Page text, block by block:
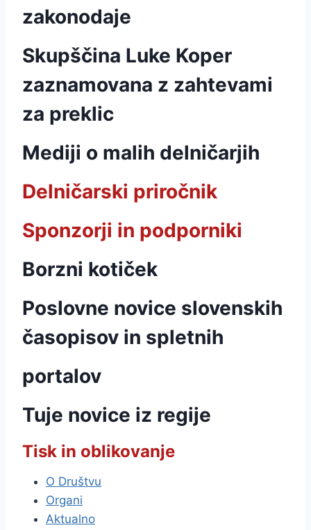
zakonodaje
Skupščina Luke Koper
zaznamovana z zahtevami
za preklic
Mediji o malih delničarjih
Delničarski priročnik
Sponzorji in podporniki
Borzni kotiček
Poslovne novice slovenskih
časopisov in spletnih
portalov
Tuje novice iz regije
Tisk in oblikovanje
O Društvu
Organi
Aktualno